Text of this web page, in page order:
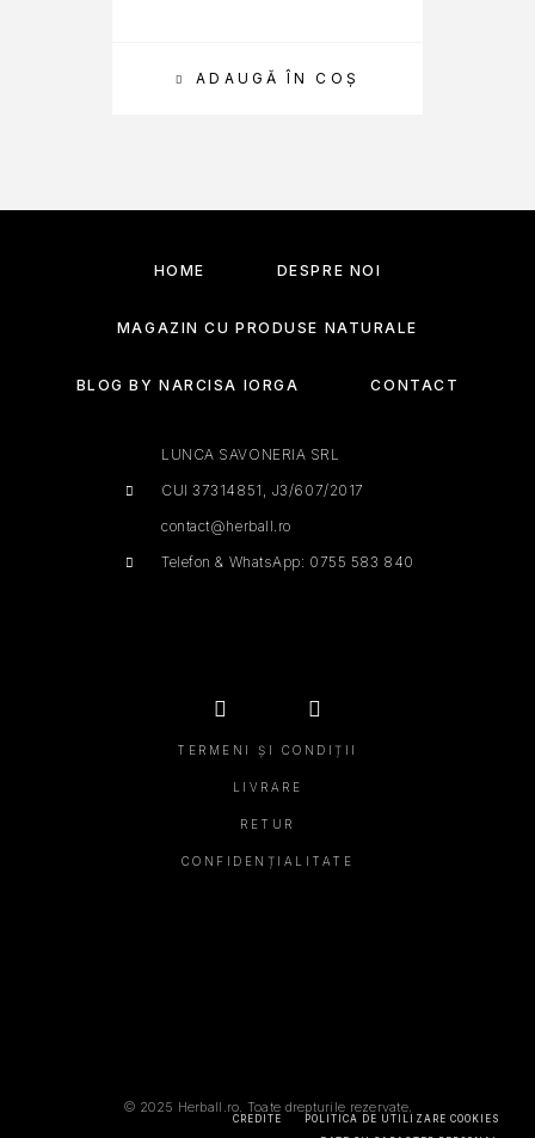
ADAUGĂ ÎN COȘ
HOME DESPRE NOI
MAGAZIN CU PRODUSE NATURALE
BLOG BY NARCISA IORGA CONTACT
LUNCA SAVONERIA SRL
CUI 37314851, J3/607/2017
contact@herball.ro
Telefon & WhatsApp: 0755 583 840
TERMENI ȘI CONDIȚII
LIVRARE
RETUR
CONFIDENȚIALITATE
© 2025 Herball.ro. Toate drepturile rezervate.
CREDITE
POLITICA DE UTILIZARE COOKIES